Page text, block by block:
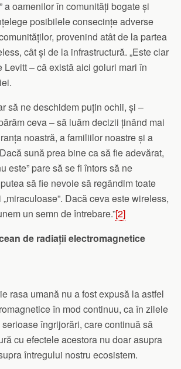
a oamenilor în comunități bogate și
posibilele consecințe adverse
provenind atât de la partea
cât și de la infrastructură. „Este clar
Levitt – că există aici goluri mari în
să ne deschidem puțin ochii, și –
ceva – să luăm decizii ținând mai
noastră, a familiilor noastre și a
sună prea bine ca să fie adevărat,
este” pare să se fi întors să ne
să fie nevoie să regândim toate
Dacă ceva este wireless,
un semn de întrebare.”[2]
de radiații electromagnetice
rasa umană nu a fost expusă la astfel
în mod continuu, ca în zilele
îngrijorări, care continuă să
cu efectele acestora nu doar asupra
întregului nostru ecosistem.